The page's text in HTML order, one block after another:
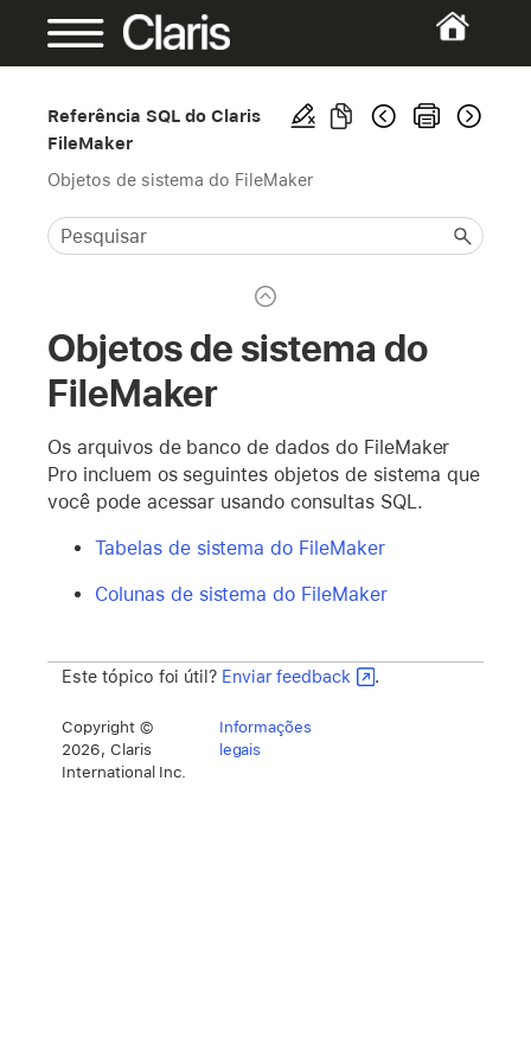
Referência SQL do Claris
FileMaker
Objetos de sistema do FileMaker
Objetos de sistema do
FileMaker
Os arquivos de banco de dados do FileMaker
Pro incluem os seguintes objetos de sistema que
você pode acessar usando consultas SQL.
Tabelas de sistema do FileMaker
Colunas de sistema do FileMaker
Este tópico foi útil? Enviar feedback .
Copyright ©
2026, Claris
International Inc.
Informações
legais